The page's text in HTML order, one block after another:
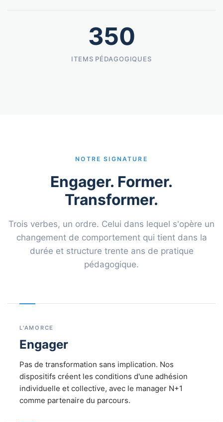
350
ITEMS PÉDAGOGIQUES
NOTRE SIGNATURE
Engager. Former.
Transformer.
Trois verbes, un ordre. Celui dans lequel s'opère un
changement de comportement qui tient dans la
durée et structure trente ans de pratique
pédagogique.
L'AMORCE
Engager
Pas de transformation sans implication. Nos
dispositifs créent les conditions d'une adhésion
individuelle et collective, avec le manager N+1
comme partenaire du parcours.